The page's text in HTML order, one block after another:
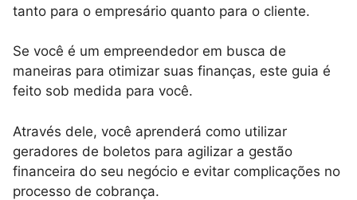
tanto para o empresário quanto para o cliente.
Se você é um empreendedor em busca de
maneiras para otimizar suas finanças, este guia é
feito sob medida para você.
Através dele, você aprenderá como utilizar
geradores de boletos para agilizar a gestão
financeira do seu negócio e evitar complicações no
processo de cobrança.